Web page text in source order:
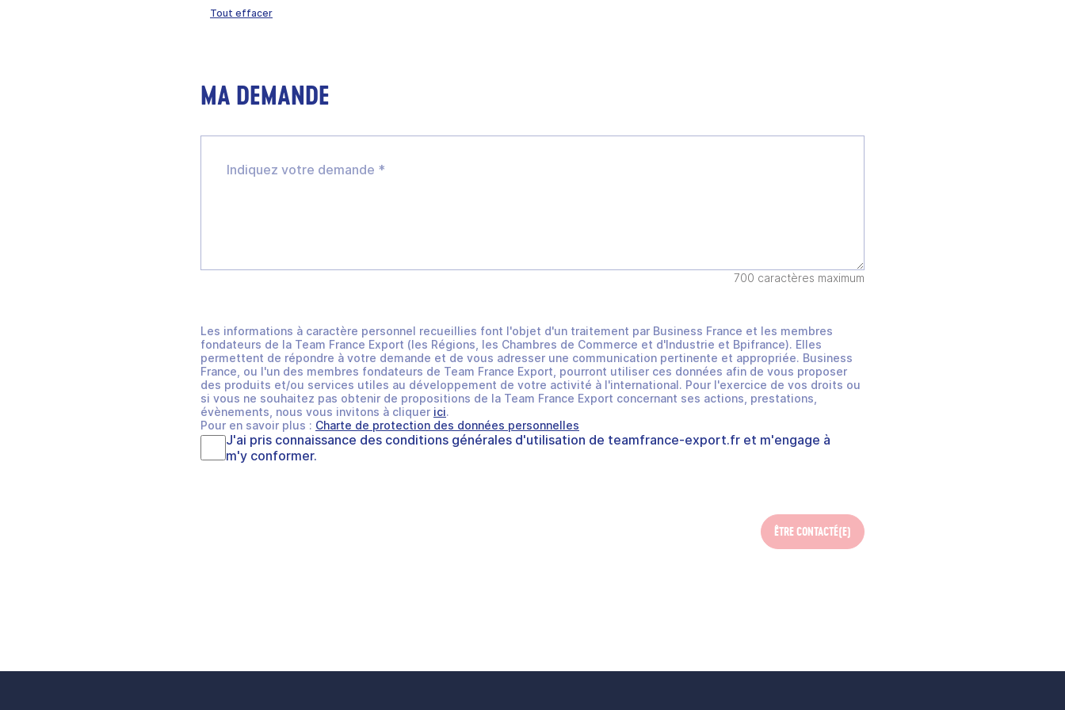
Tout effacer
MA DEMANDE
700 caractères maximum
Les informations à caractère personnel recueillies font l'objet d'un traitement par Business France et les membres
fondateurs de la Team France Export (les Régions, les Chambres de Commerce et d'Industrie et Bpifrance). Elles
permettent de répondre à votre demande et de vous adresser une communication pertinente et appropriée. Business
France, ou l'un des membres fondateurs de Team France Export, pourront utiliser ces données afin de vous proposer
des produits et/ou services utiles au développement de votre activité à l'international. Pour l'exercice de vos droits ou
si vous ne souhaitez pas obtenir de propositions de la Team France Export concernant ses actions, prestations,
évènements, nous vous invitons à cliquer ici.
Pour en savoir plus : Charte de protection des données personnelles
J'ai pris connaissance des conditions générales d'utilisation de teamfrance-export.fr et m'engage à
m'y conformer.
ÊTRE CONTACTÉ(E)